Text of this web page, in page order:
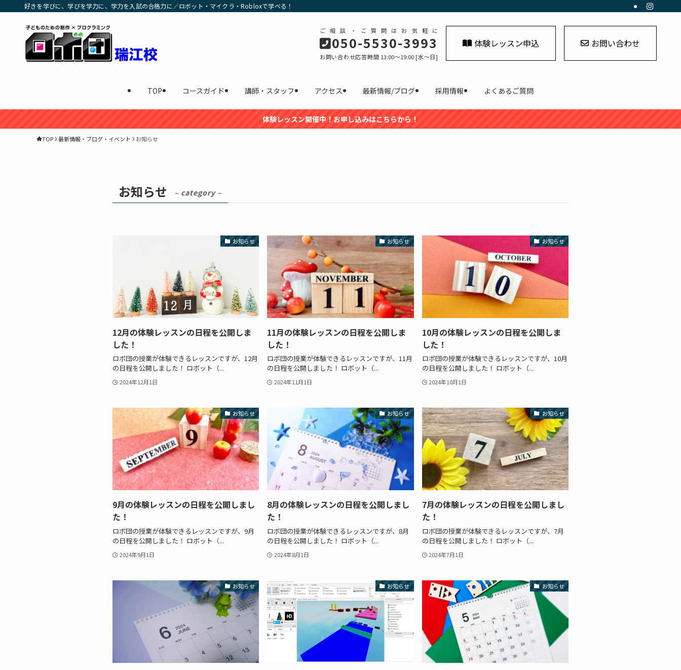
好きを学びに、学びを学力に、学力を入試の合格力に／ロボット・マイクラ・Robloxで学べる！
ご相談・ご質問はお気軽に
050-5530-3993
お問い合わせ応答時間 13:00～19:00 [水〜日]
体験レッスン申込 お問い合わせ
TOP コースガイド 講師・スタッフ アクセス 最新情報/ブログ 採用情報 よくあるご質問
体験レッスン開催中！お申し込みはこちらから！
TOP 最新情報・ブログ・イベント お知らせ
お知らせ – category –
お知らせ
12月の体験レッスンの日程を公開しま
した！
ロボ団の授業が体験できるレッスンですが、12月
の日程を公開しました！ ロボット（...
2024年12月1日
お知らせ
11月の体験レッスンの日程を公開しま
した！
ロボ団の授業が体験できるレッスンですが、11月
の日程を公開しました！ ロボット（...
2024年11月1日
お知らせ
10月の体験レッスンの日程を公開しま
した！
ロボ団の授業が体験できるレッスンですが、10月
の日程を公開しました！ ロボット（...
2024年10月1日
お知らせ
9月の体験レッスンの日程を公開しまし
た！
ロボ団の授業が体験できるレッスンですが、9月
の日程を公開しました！ ロボット（...
2024年9月1日
お知らせ
8月の体験レッスンの日程を公開しまし
た！
ロボ団の授業が体験できるレッスンですが、8月
の日程を公開しました！ ロボット（...
2024年8月1日
お知らせ
7月の体験レッスンの日程を公開しまし
た！
ロボ団の授業が体験できるレッスンですが、7月
の日程を公開しました！ ロボット（...
2024年7月1日
お知らせ お知らせ お知らせ